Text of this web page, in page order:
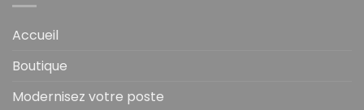
Accueil
Boutique
Modernisez votre poste